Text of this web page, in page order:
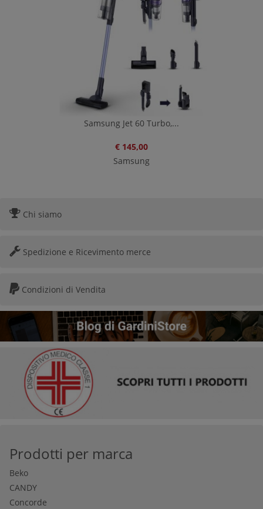
Samsung Jet 60 Turbo,...
€ 145,00
Samsung
Chi siamo
Spedizione e Ricevimento merce
Condizioni di Vendita
Prodotti per marca
Beko
CANDY
Concorde